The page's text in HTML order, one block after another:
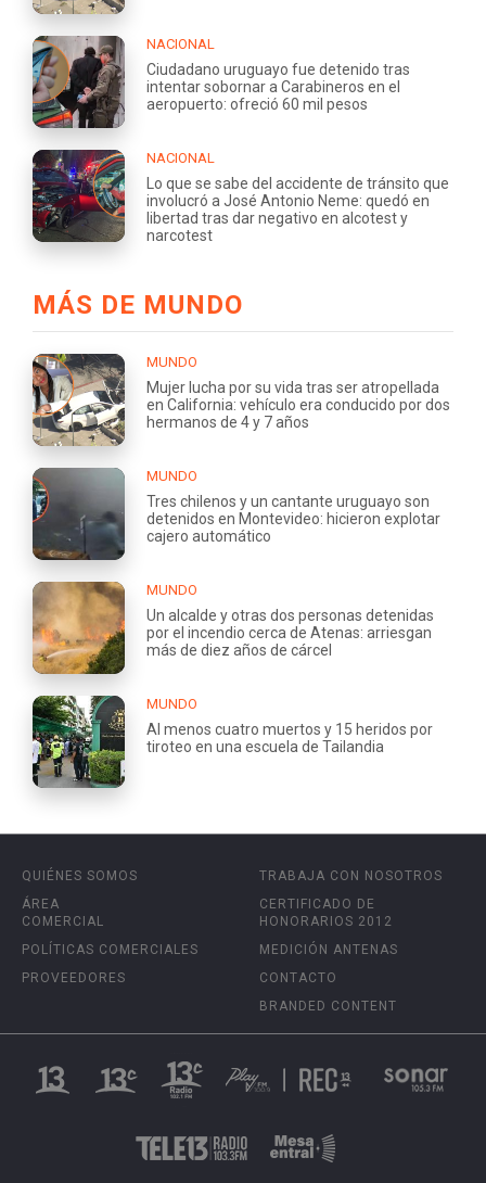
NACIONAL
Ciudadano uruguayo fue detenido tras
intentar sobornar a Carabineros en el
aeropuerto: ofreció 60 mil pesos
NACIONAL
Lo que se sabe del accidente de tránsito que
involucró a José Antonio Neme: quedó en
libertad tras dar negativo en alcotest y
narcotest
MÁS DE MUNDO
MUNDO
Mujer lucha por su vida tras ser atropellada
en California: vehículo era conducido por dos
hermanos de 4 y 7 años
MUNDO
Tres chilenos y un cantante uruguayo son
detenidos en Montevideo: hicieron explotar
cajero automático
MUNDO
Un alcalde y otras dos personas detenidas
por el incendio cerca de Atenas: arriesgan
más de diez años de cárcel
MUNDO
Al menos cuatro muertos y 15 heridos por
tiroteo en una escuela de Tailandia
QUIÉNES SOMOS
ÁREA
COMERCIAL
POLÍTICAS COMERCIALES
PROVEEDORES
TRABAJA CON NOSOTROS
CERTIFICADO DE
HONORARIOS 2012
MEDICIÓN ANTENAS
CONTACTO
BRANDED CONTENT